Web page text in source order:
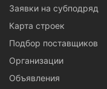
Заявки на субподряд
Карта строек
Подбор поставщиков
Организации
Объявления